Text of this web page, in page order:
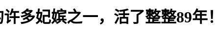
多妃嫔之一，活了整整89年！